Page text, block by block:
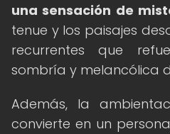
una sensación de
tenue y los paisajes
recurrentes que
sombría y melancólica
Además, la
convierte en un